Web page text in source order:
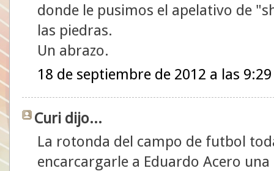
donde le pusimos el apelativo de
las piedras.
Un abrazo.
18 de septiembre de 2012 a las 9:29
Curi dijo...
La rotonda del campo de futbol
encarcargarle a Eduardo Acero